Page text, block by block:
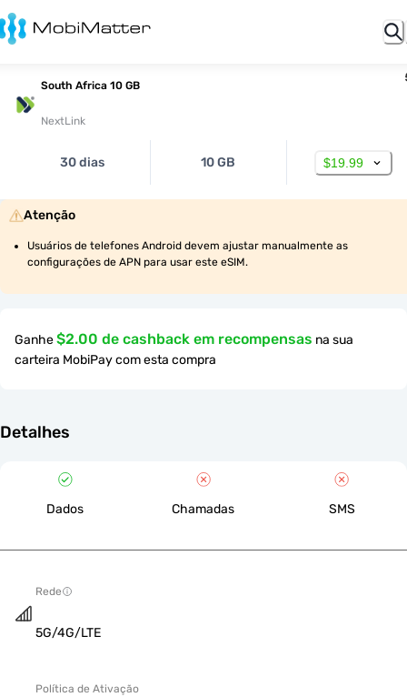
South Africa 10 GB
NextLink
30 dias 10 GB $19.99
Atenção
Usuários de telefones Android devem ajustar manualmente as
configurações de APN para usar este eSIM.
Ganhe$2.00 de cashback em recompensas na sua
carteira MobiPay com esta compra
Detalhes
Dados Chamadas SMS
Rede
5G/4G/LTE
Política de Ativação